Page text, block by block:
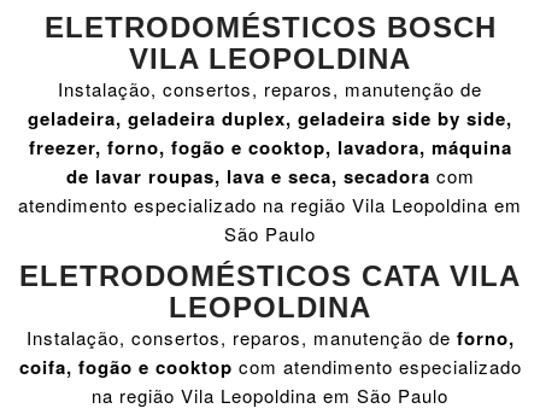
ELETRODOMÉSTICOS BOSCH
VILA LEOPOLDINA
Instalação, consertos, reparos, manutenção de
geladeira, geladeira duplex, geladeira side by side,
freezer, forno, fogão e cooktop, lavadora, máquina
de lavar roupas, lava e seca, secadora com
atendimento especializado na região Vila Leopoldina em
São Paulo
ELETRODOMÉSTICOS CATA VILA
LEOPOLDINA
Instalação, consertos, reparos, manutenção de forno,
coifa, fogão e cooktop com atendimento especializado
na região Vila Leopoldina em São Paulo